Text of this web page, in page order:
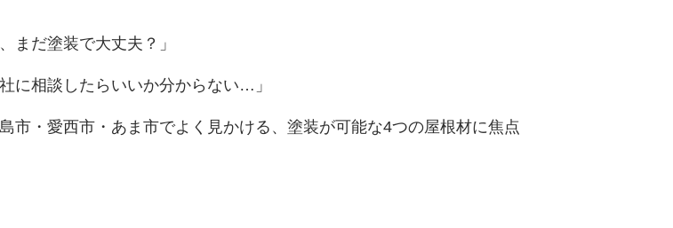
まだ塗装で大丈夫？」
に相談したらいいか分からない…」
市・愛西市・あま市でよく見かける、塗装が可能な4つの屋根材に焦点